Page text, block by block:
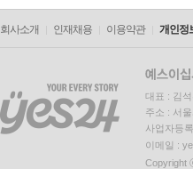
회사소개 인재채용 이용약관 개인정
대표 : 김
주소 : 서
사업자등
이메일 :
Copyright